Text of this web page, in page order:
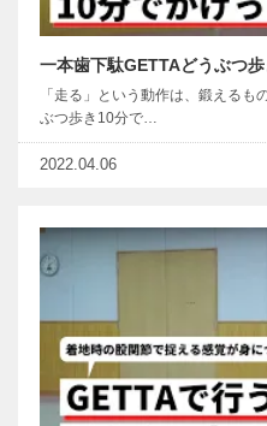
一本歯下駄GETTAどうぶつ
「走る」という動作は、鍛えるも
ぶつ歩き10分で…
2022.04.06